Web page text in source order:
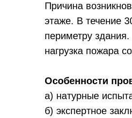
Причина
этаже. В течение
периметру
нагрузка пожара
Особенности
а) натурные
б) экспертное